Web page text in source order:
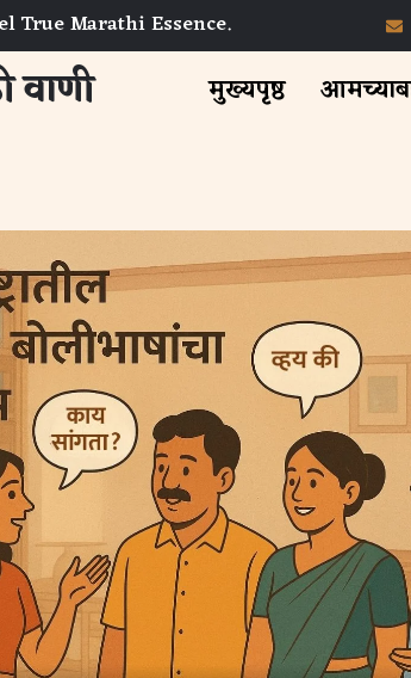
True Marathi Essence.
वाणी मुख्यपृष्ठ